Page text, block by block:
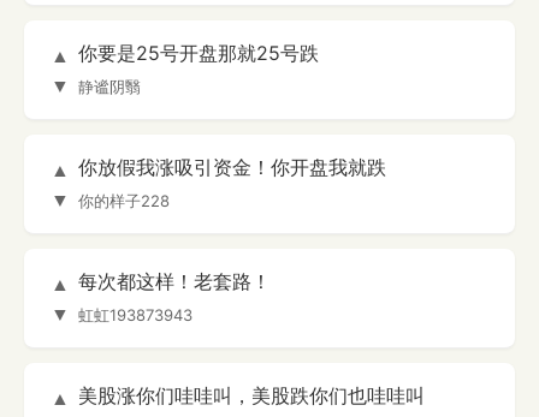
▲
▼
你要是25号开盘那就25号跌
静谧阴翳
▲
▼
你放假我涨吸引资金！你开盘我就跌
你的样子228
▲
▼
每次都这样！老套路！
虹虹193873943
▲
美股涨你们哇哇叫，美股跌你们也哇哇叫